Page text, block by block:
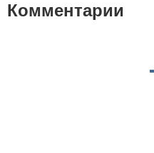
Комментарии